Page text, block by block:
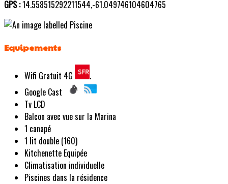
GPS :14.558515292211544,-61.049746104604765
Equipements
Wifi Gratuit 4G
.
Google Cast
Tv LCD
Balcon avec vue sur la Marina
1 canapé
1 lit double (160)
Kitchenette Equipée
Climatisation individuelle
Piscines dans la résidence